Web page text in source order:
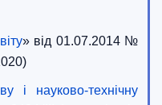
» від 01.07.2014 №
і науково-технічну